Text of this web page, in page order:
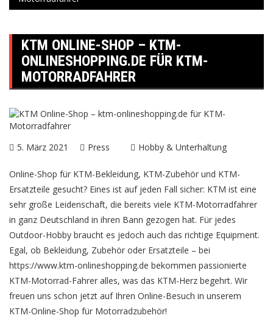
KTM ONLINE-SHOP – KTM-
ONLINESHOPPING.DE FÜR KTM-
MOTORRADFAHRER
5. März 2021 Press Hobby & Unterhaltung
Online-Shop für KTM-Bekleidung, KTM-Zubehör und KTM-
Ersatzteile gesucht? Eines ist auf jeden Fall sicher: KTM ist eine
sehr große Leidenschaft, die bereits viele KTM-Motorradfahrer
in ganz Deutschland in ihren Bann gezogen hat. Für jedes
Outdoor-Hobby braucht es jedoch auch das richtige Equipment.
Egal, ob Bekleidung, Zubehör oder Ersatzteile – bei
https://www.ktm-onlineshopping.de bekommen passionierte
KTM-Motorrad-Fahrer alles, was das KTM-Herz begehrt. Wir
freuen uns schon jetzt auf Ihren Online-Besuch in unserem
KTM-Online-Shop für Motorradzubehör!